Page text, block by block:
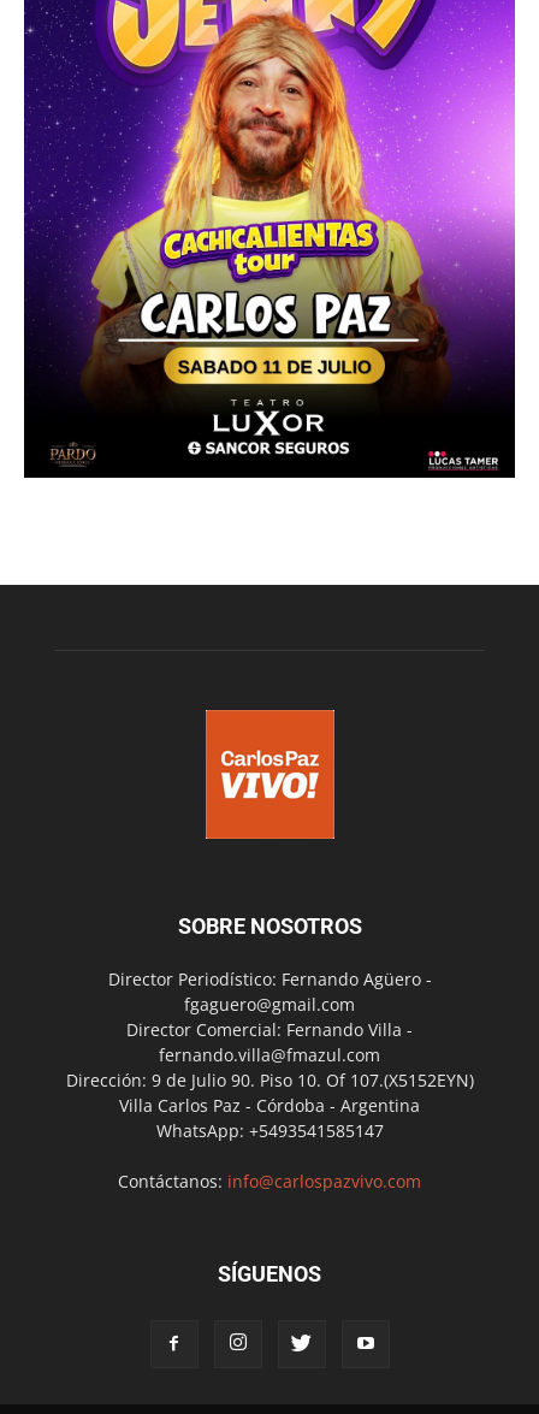
SOBRE NOSOTROS
Director Periodístico: Fernando Agüero -
fgaguero@gmail.com
Director Comercial: Fernando Villa -
fernando.villa@fmazul.com
Dirección: 9 de Julio 90. Piso 10. Of 107.(X5152EYN)
Villa Carlos Paz - Córdoba - Argentina
WhatsApp: +5493541585147
Contáctanos: info@carlospazvivo.com
SÍGUENOS